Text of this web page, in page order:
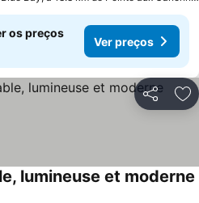
os preços
Ver preços
Partilhar
lumineuse et moderne